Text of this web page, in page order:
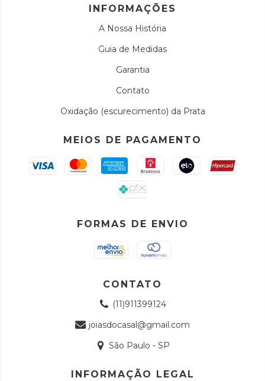
INFORMAÇÕES
A Nossa História
Guia de Medidas
Garantia
Contato
Oxidação (escurecimento) da Prata
MEIOS DE PAGAMENTO
FORMAS DE ENVIO
CONTATO
(11)911399124
joiasdocasal@gmail.com
São Paulo - SP
INFORMAÇÃO LEGAL